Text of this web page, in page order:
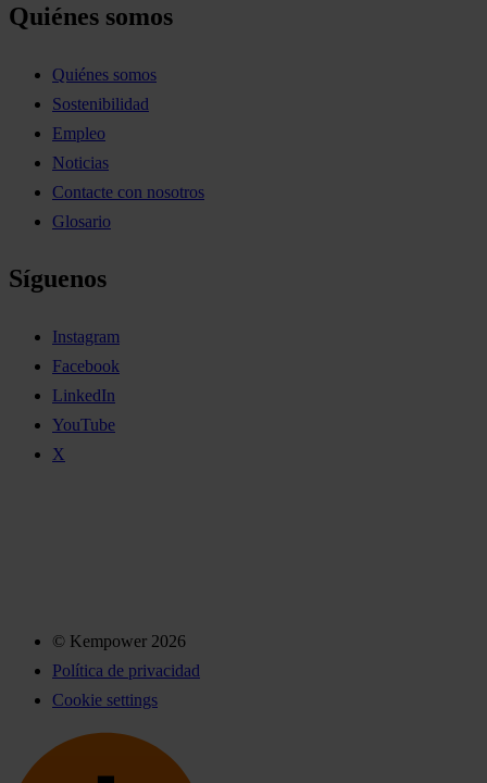
Quiénes somos
Quiénes somos
Sostenibilidad
Empleo
Noticias
Contacte con nosotros
Glosario
Síguenos
Instagram
Facebook
LinkedIn
YouTube
X
© Kempower 2026
Política de privacidad
Cookie settings